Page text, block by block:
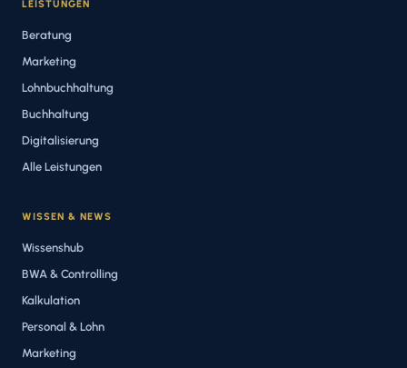
LEISTUNGEN
Beratung
Marketing
Lohnbuchhaltung
Buchhaltung
Digitalisierung
Alle Leistungen
WISSEN & NEWS
Wissenshub
BWA & Controlling
Kalkulation
Personal & Lohn
Marketing